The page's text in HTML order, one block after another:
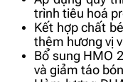
trình tiêu hoá
Kết hợp chất
thêm hương vị
Bổ sung HMO
và giảm táo